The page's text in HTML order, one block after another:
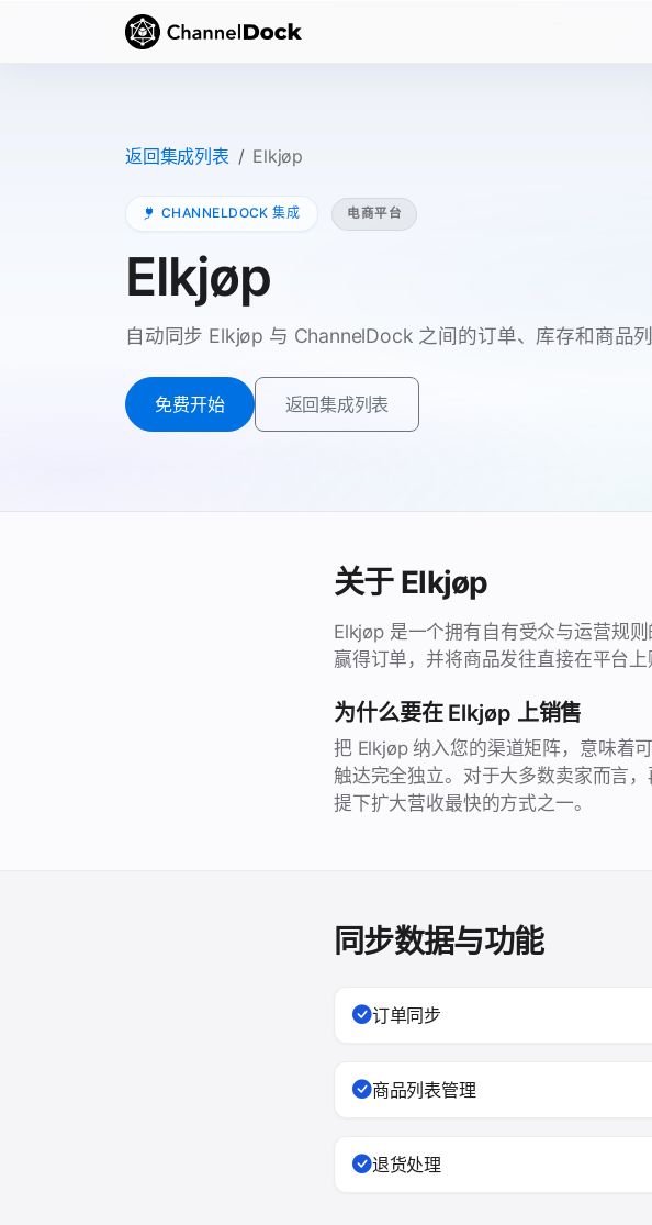
返回集成列表 Elkjøp
CHANNELDOCK 集成 电商平台
Elkjøp
自动同步 Elkjøp 与 ChannelDock 之间的订单、库存和商品列
免费开始 返回集成列表
关于 Elkjøp
Elkjøp 是一个拥有自有受众与运营规
赢得订单，并将商品发往直接在平台上
为什么要在 Elkjøp 上销售
把 Elkjøp 纳入您的渠道矩阵，意味着
触达完全独立。对于大多数卖家而言
提下扩大营收最快的方式之一。
同步数据与功能
订单同步
商品列表管理
退货处理